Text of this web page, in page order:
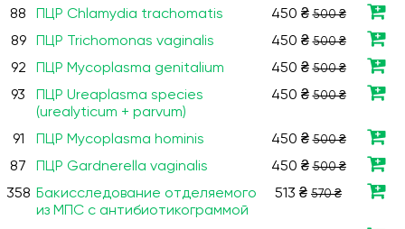
88
ПЦР Сhlamydia trachomatis 450 ₴500 ₴
89 ПЦР Trichomonas vaginalis 450 ₴500 ₴
92 ПЦР Mycoplasma genitalium 450 ₴500 ₴
93
ПЦР Ureaplasma species
(urealyticum + parvum)
450 ₴500 ₴
91 ПЦР Mycoplasma hominis 450 ₴500 ₴
87 ПЦР Gardnerella vaginalis 450 ₴500 ₴
358 Бакисследование отделяемого
из МПС с антибиотикограммой
513 ₴ 570 ₴